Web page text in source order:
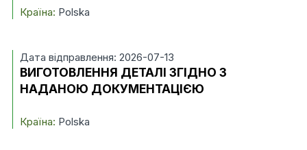
Країна: Polska
Дата відправлення: 2026-07-13
ВИГОТОВЛЕННЯ ДЕТАЛІ ЗГІДНО З
НАДАНОЮ ДОКУМЕНТАЦІЄЮ
Країна: Polska